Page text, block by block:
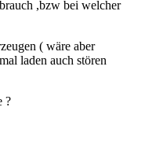
,bzw bei welcher
( wäre aber
laden auch stören
?